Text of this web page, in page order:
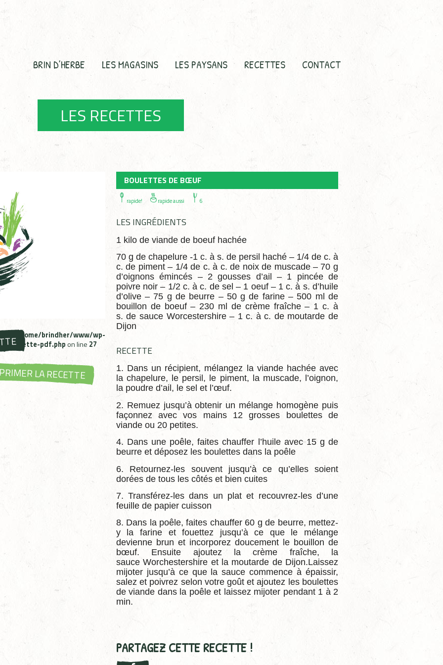
BRIN D’HERBE LES MAGASINS LES PAYSANS RECETTES CONTACT
LES RECETTES
in
/home/brindher/www/wp-
recette-pdf.phpon line 27
LA RECETTE
BOULETTES DE BŒUF
rapide! rapide aussi 6
LES INGRÉDIENTS
1 kilo de viande de boeuf hachée
70 g de chapelure -1 c. à s. de persil haché – 1/4 de c. à
c. de piment – 1/4 de c. à c. de noix de muscade – 70 g
d’oignons émincés – 2 gousses d’ail – 1 pincée de
poivre noir – 1/2 c. à c. de sel – 1 oeuf – 1 c. à s. d’huile
d’olive – 75 g de beurre – 50 g de farine – 500 ml de
bouillon de boeuf – 230 ml de crème fraîche – 1 c. à
s. de sauce Worcestershire – 1 c. à c. de moutarde de
Dijon
RECETTE
1. Dans un récipient, mélangez la viande hachée avec
la chapelure, le persil, le piment, la muscade, l’oignon,
la poudre d’ail, le sel et l’œuf.
2. Remuez jusqu’à obtenir un mélange homogène puis
façonnez avec vos mains 12 grosses boulettes de
viande ou 20 petites.
4. Dans une poêle, faites chauffer l’huile avec 15 g de
beurre et déposez les boulettes dans la poêle
6. Retournez-les souvent jusqu’à ce qu’elles soient
dorées de tous les côtés et bien cuites
7. Transférez-les dans un plat et recouvrez-les d’une
feuille de papier cuisson
8. Dans la poêle, faites chauffer 60 g de beurre, mettez-
y la farine et fouettez jusqu’à ce que le mélange
devienne brun et incorporez doucement le bouillon de
bœuf. Ensuite ajoutez la crème fraîche, la
sauce Worchestershire et la moutarde de Dijon.Laissez
mijoter jusqu’à ce que la sauce commence à épaissir,
salez et poivrez selon votre goût et ajoutez les boulettes
de viande dans la poêle et laissez mijoter pendant 1 à 2
min.
PARTAGEZ CETTE RECETTE !